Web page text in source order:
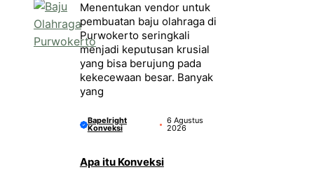
Menentukan vendor untuk
pembuatan baju olahraga di
Purwokerto seringkali
menjadi keputusan krusial
yang bisa berujung pada
kekecewaan besar. Banyak
yang
Bapelright
Konveksi
6 Agustus
2026
Apa itu Konveksi